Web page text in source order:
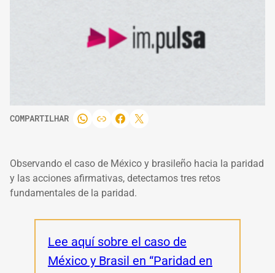
COMPARTILHAR
Observando el caso de México y brasileño hacia la paridad
y las acciones afirmativas, detectamos tres retos
fundamentales de la paridad.
Lee aquí sobre el caso de
México y Brasil en “Paridad en